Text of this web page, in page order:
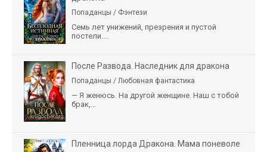
Попаданцы / Фэнтези
Семь лет унижений, презрения и пустой
постели....
После Развода. Наследник для дракона
Попаданцы / Любовная фантастика
— Я женюсь. На другой женщине. Наш с тобой
брак,...
Пленница лорда Дракона. Мама поневоле